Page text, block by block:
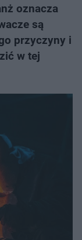
oznacza
są
przyczyny i
w tej